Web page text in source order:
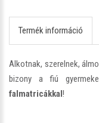
Termék információ
Alkotnak, szerelnek,
bizony a fiú
falmatricákkal!